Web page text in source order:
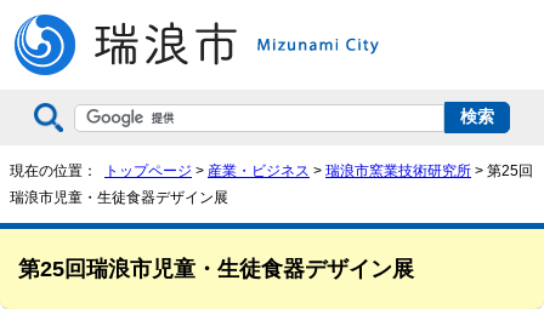
現在の位置： トップページ > 産業・ビジネス > 瑞浪市窯業技術研究所 > 第25回
瑞浪市児童・生徒食器デザイン展
第25回瑞浪市児童・生徒食器デザイン展